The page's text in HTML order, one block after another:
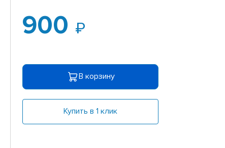
900
В корзину
Купить в 1 клик